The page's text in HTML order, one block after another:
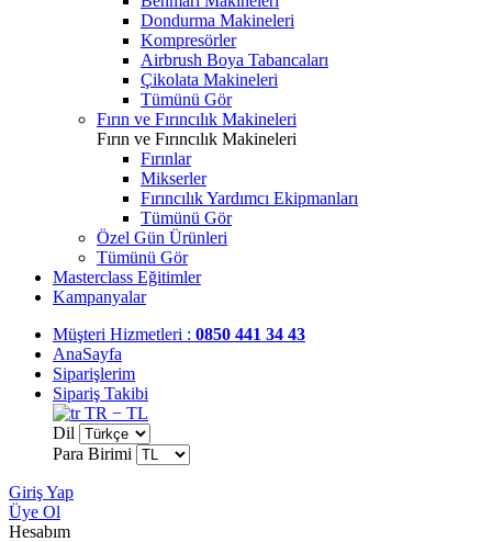
Dondurma Makineleri
Kompresörler
Airbrush Boya Tabancaları
Çikolata Makineleri
Tümünü Gör
Fırın ve Fırıncılık Makineleri
Fırın ve Fırıncılık Makineleri
Fırınlar
Mikserler
Fırıncılık Yardımcı Ekipmanları
Tümünü Gör
Özel Gün Ürünleri
Tümünü Gör
Masterclass Eğitimler
Kampanyalar
Müşteri Hizmetleri : 0850 441 34 43
AnaSayfa
Siparişlerim
Sipariş Takibi
TR − TL
Dil
Para Birimi
Giriş Yap
Üye Ol
Hesabım